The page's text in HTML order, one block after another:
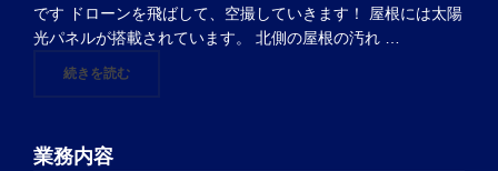
です ドローンを飛ばして、空撮していきます！ 屋根には太陽
光パネルが搭載されています。 北側の屋根の汚れ …
続きを読む"練馬区 O様邸『外壁塗装、屋根塗装』始まります"
業務内容